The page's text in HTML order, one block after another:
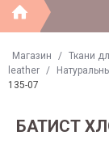
Магазин / Ткани
leather
/
135-07
БАТИСТ